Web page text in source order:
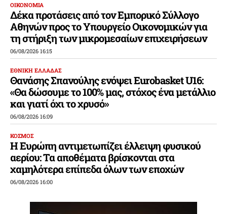
ΟΙΚΟΝΟΜΙΑ
Δέκα προτάσεις από τον Εμπορικό Σύλλογο
Αθηνών προς το Υπουργείο Οικονομικών για
τη στήριξη των μικρομεσαίων επιχειρήσεων
06/08/2026 16:15
ΕΘΝΙΚΗ ΕΛΛΑΔΑΣ
Θανάσης Σπανούλης ενόψει Eurobasket U16:
«Θα δώσουμε το 100% μας, στόχος ένα μετάλλιο
και γιατί όχι το χρυσό»
06/08/2026 16:09
ΚΟΣΜΟΣ
Η Ευρώπη αντιμετωπίζει έλλειψη φυσικού
αερίου: Τα αποθέματα βρίσκονται στα
χαμηλότερα επίπεδα όλων των εποχών
06/08/2026 16:00